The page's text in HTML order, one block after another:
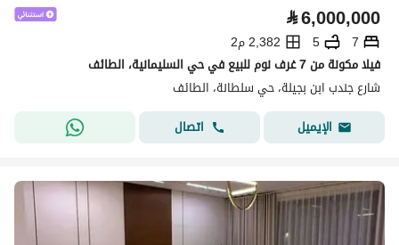
⃁6,000,000
7
5
2,382 م2
فيلا مكونة من 7 غرف نوم للبيع في حي السليمانية، الطائف
شارع جندب ابن بجيلة، حي سلطانة، الطائف
الإيميل
اتصال